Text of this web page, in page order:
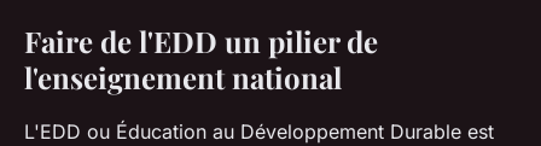
Faire de l'EDD un pilier de
l'enseignement national
L'EDD ou Éducation au Développement Durable est